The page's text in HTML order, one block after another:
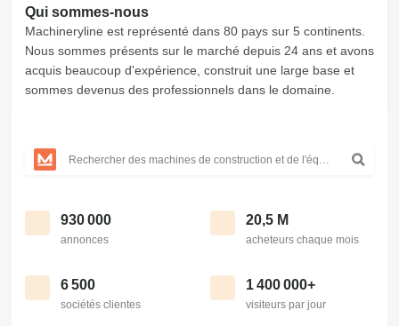
Qui sommes-nous
Machineryline est représenté dans 80 pays sur 5 continents.
Nous sommes présents sur le marché depuis 24 ans et avons
acquis beaucoup d'expérience, construit une large base et
sommes devenus des professionnels dans le domaine.
930 000
annonces
20,5 M
acheteurs chaque mois
6 500
sociétés clientes
1 400 000+
visiteurs par jour